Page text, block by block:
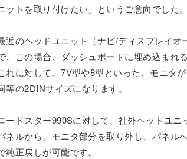
ットを取り付けたい」というご意向でした。
近のヘッドユニット（ナビ/ディスプレイ
、この場合、ダッシュボードに埋め込まれ
れに対して、7V型や8型といった、モニタ
等の2DINサイズになります。
ードスター990Sに対して、社外ヘッドユ
ネルから、モニタ部分を取り外し、パネル
純正戻しが可能です。